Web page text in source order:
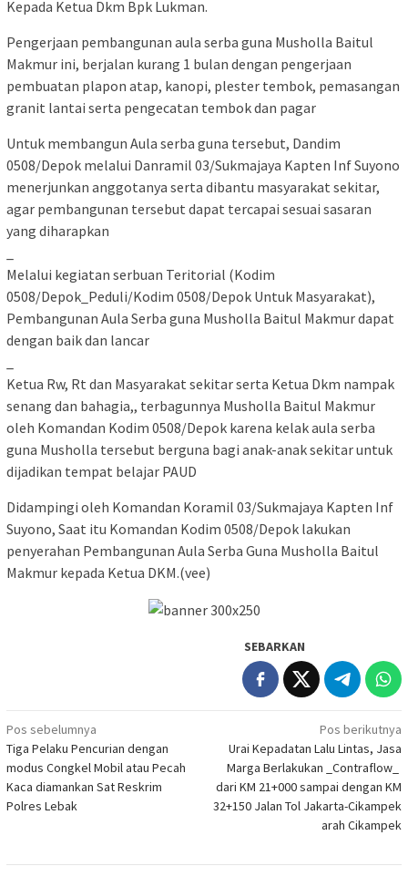
Kepada Ketua Dkm Bpk Lukman.
Pengerjaan pembangunan aula serba guna Musholla Baitul
Makmur ini, berjalan kurang 1 bulan dengan pengerjaan
pembuatan plapon atap, kanopi, plester tembok, pemasangan
granit lantai serta pengecatan tembok dan pagar
Untuk membangun Aula serba guna tersebut, Dandim
0508/Depok melalui Danramil 03/Sukmajaya Kapten Inf Suyono
menerjunkan anggotanya serta dibantu masyarakat sekitar,
agar pembangunan tersebut dapat tercapai sesuai sasaran
yang diharapkan
Melalui kegiatan serbuan Teritorial (Kodim
0508/Depok_Peduli/Kodim 0508/Depok Untuk Masyarakat),
Pembangunan Aula Serba guna Musholla Baitul Makmur dapat
dengan baik dan lancar
Ketua Rw, Rt dan Masyarakat sekitar serta Ketua Dkm nampak
senang dan bahagia,, terbagunnya Musholla Baitul Makmur
oleh Komandan Kodim 0508/Depok karena kelak aula serba
guna Musholla tersebut berguna bagi anak-anak sekitar untuk
dijadikan tempat belajar PAUD
Didampingi oleh Komandan Koramil 03/Sukmajaya Kapten Inf
Suyono, Saat itu Komandan Kodim 0508/Depok lakukan
penyerahan Pembangunan Aula Serba Guna Musholla Baitul
Makmur kepada Ketua DKM.(vee)
SEBARKAN
Navigasi
pos
Pos sebelumnya
Tiga Pelaku Pencurian dengan
modus Congkel Mobil atau Pecah
Kaca diamankan Sat Reskrim
Polres Lebak
Pos berikutnya
Urai Kepadatan Lalu Lintas, Jasa
Marga Berlakukan _Contraflow_
dari KM 21+000 sampai dengan KM
32+150 Jalan Tol Jakarta-Cikampek
arah Cikampek